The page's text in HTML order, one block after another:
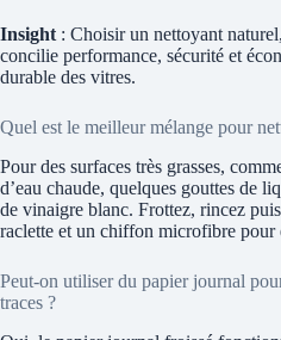
Insight: Choisir un nettoyant
concilie performance, sécurité et
durable des vitres.
Quel est le meilleur mélange pour
Pour des surfaces très grasses,
d’eau chaude, quelques gouttes de
de vinaigre blanc. Frottez, rincez
raclette et un chiffon microfibre pour
Peut-on utiliser du papier journal
traces ?